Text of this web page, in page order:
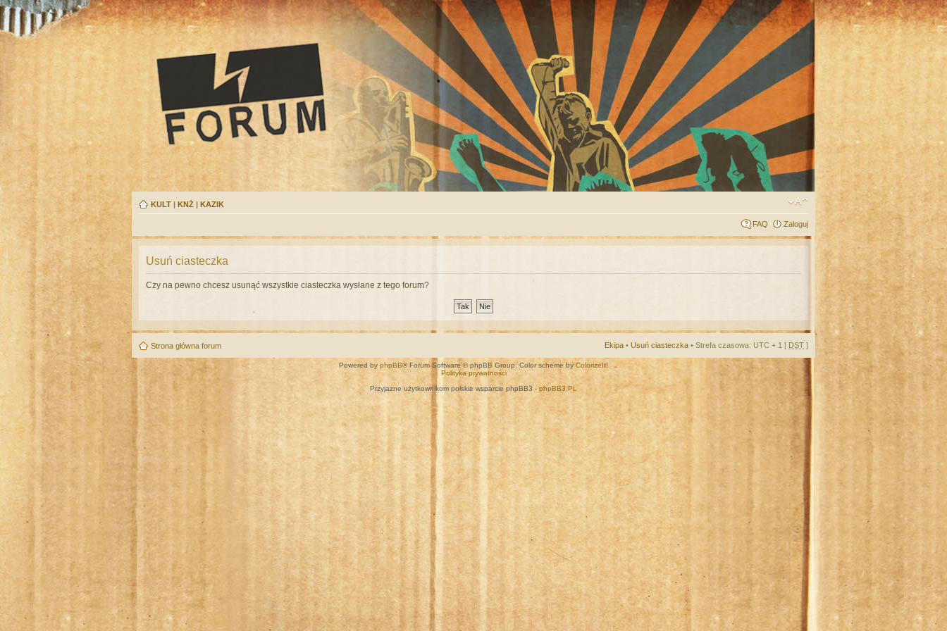
KULT | KNŻ | KAZIK
FAQ Zaloguj
Usuń ciasteczka
Czy na pewno chcesz usunąć wszystkie ciasteczka wysłane z tego forum?
Strona główna forum Ekipa • Usuń ciasteczka • Strefa czasowa: UTC + 1 [ DST ]
Powered by phpBB® Forum Software © phpBB Group. Color scheme byColorizeIt!
Polityka prywatności
Przyjazne użytkownikom polskie wsparcie phpBB3 -phpBB3.PL